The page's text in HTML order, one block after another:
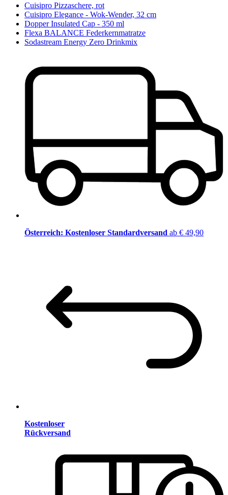
Cuisipro Pizzaschere, rot
Cuisipro Elegance - Wok-Wender, 32 cm
Dopper Insulated Cap - 350 ml
Flexa BALANCE Federkernmatratze
Sodastream Energy Zero Drinkmix
Österreich: Kostenloser Standardversand ab € 49,90
Kostenloser
Rückversand